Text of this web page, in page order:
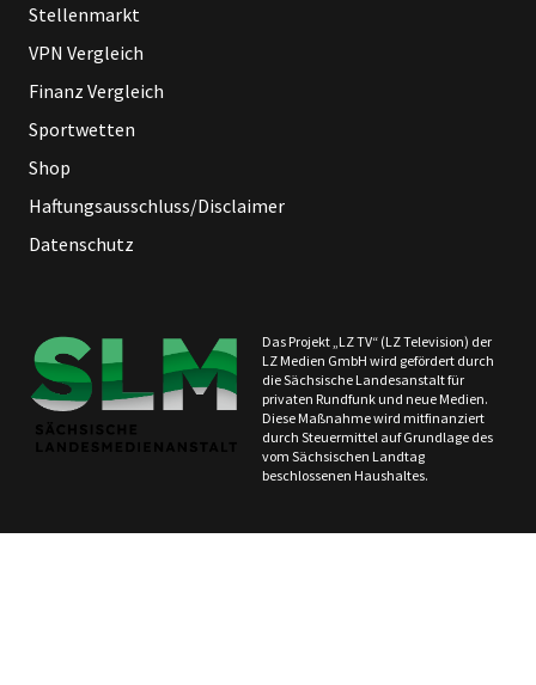
Stellenmarkt
VPN Vergleich
Finanz Vergleich
Sportwetten
Shop
Haftungsausschluss/Disclaimer
Datenschutz
Das Projekt „LZ TV“ (LZ Television) der
LZ Medien GmbH wird gefördert durch
die Sächsische Landesanstalt für
privaten Rundfunk und neue Medien.
Diese Maßnahme wird mitfinanziert
durch Steuermittel auf Grundlage des
vom Sächsischen Landtag
beschlossenen Haushaltes.